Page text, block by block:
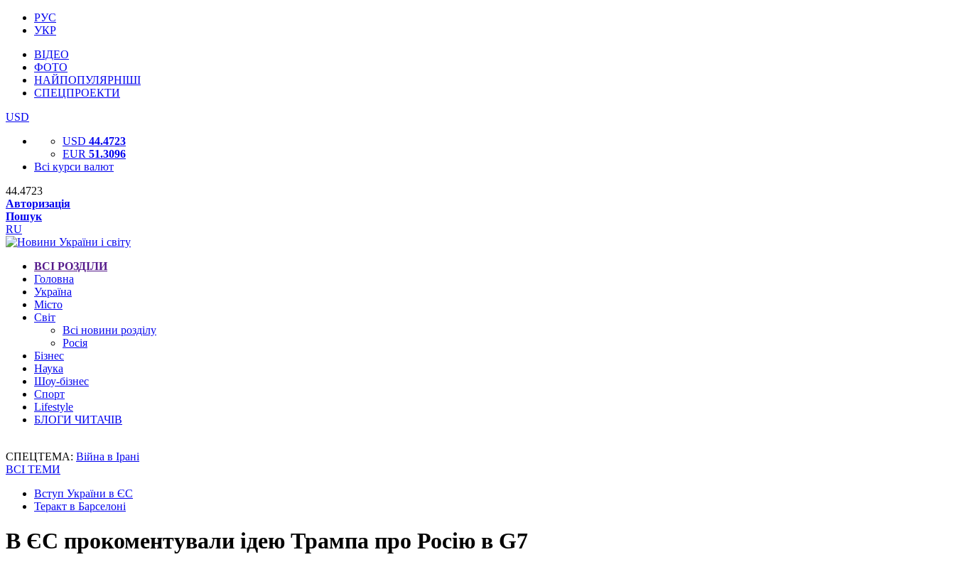
РУС
УКР
ВІДЕО
ФОТО
НАЙПОПУЛЯРНІШІ
СПЕЦПРОЕКТИ
USD
USD 44.4723
EUR 51.3096
Всі курси валют
44.4723
Авторизація
Пошук
RU
ВСІ РОЗДІЛИ
Головна
Україна
Місто
Світ
Всі новини розділу
Росія
Бізнес
Наука
Шоу-бізнес
Спорт
Lifestyle
БЛОГИ ЧИТАЧІВ
СПЕЦТЕМА: Війна в Ірані
ВСІ ТЕМИ
Вступ України в ЄС
Теракт в Барселоні
В ЄС прокоментували ідею Трампа про Росію в G7